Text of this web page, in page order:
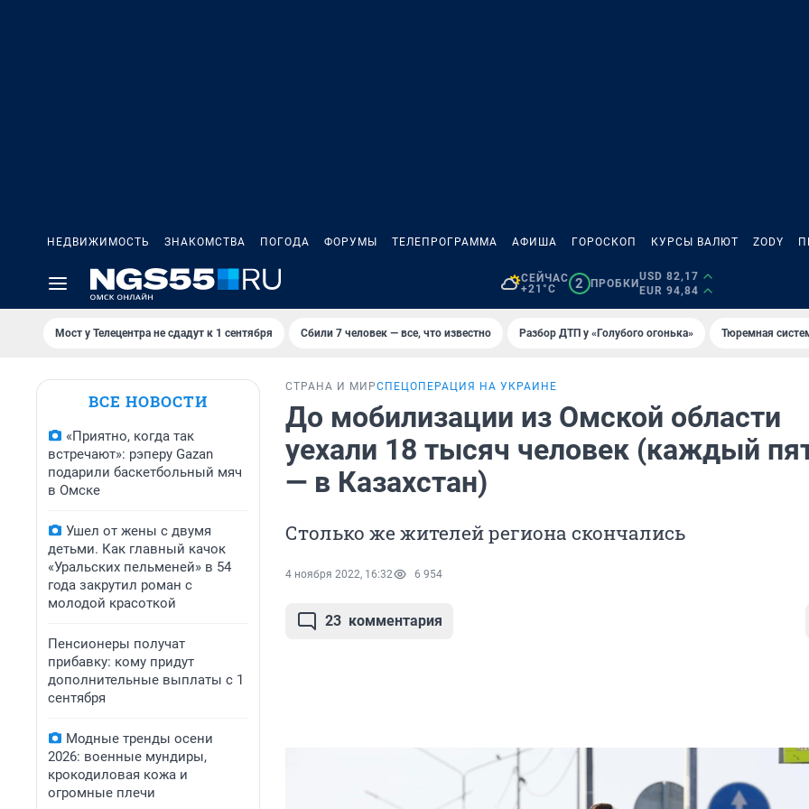
НЕДВИЖИМОСТЬ ЗНАКОМСТВА ПОГОДА ФОРУМЫ ТЕЛЕПРОГРАММА АФИША ГОРОСКОП КУРСЫ ВАЛЮТ ZODY
СЕЙЧАС
+21°C
2 ПРОБКИ
USD 82,17
EUR 94,84
Мост у Телецентра не сдадут к 1 сентября Сбили 7 человек — все, что известно Разбор ДТП у «Голубого огонька» Тюремная
ВСЕ НОВОСТИ
«Приятно, когда так
встречают»: рэперу Gazan
подарили баскетбольный мяч
в Омске
Ушел от жены с двумя
детьми. Как главный качок
«Уральских пельменей» в 54
года закрутил роман с
молодой красоткой
Пенсионеры получат
прибавку: кому придут
дополнительные выплаты с 1
сентября
Модные тренды осени
2026: военные мундиры,
крокодиловая кожа и
огромные плечи
СТРАНА И МИРСПЕЦОПЕРАЦИЯ НА УКРАИНЕ
До мобилизации из Омской области
уехали 18 тысяч человек (каждый
— в Казахстан)
Столько же жителей региона скончались
4 ноября 2022, 16:32 6 954
23 комментария